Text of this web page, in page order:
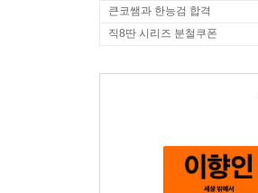
큰코쌤과 한능검 합격
직8딴 시리즈 분철쿠폰